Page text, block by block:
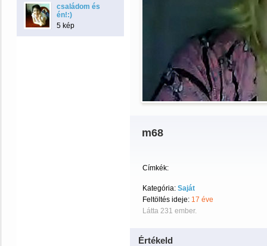
családom és
én!:)
5 kép
m68
Címkék:
Kategória: Saját
Feltöltés ideje: 17 éve
Látta 231 ember.
Értékeld